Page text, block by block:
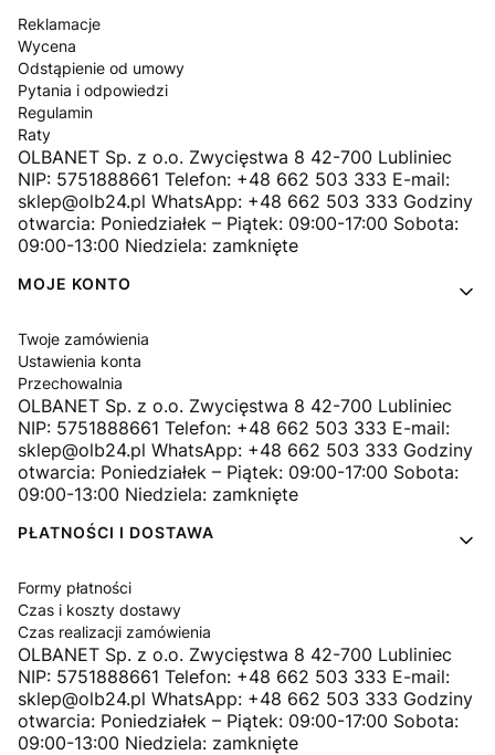
Reklamacje
Wycena
Odstąpienie od umowy
Pytania i odpowiedzi
Regulamin
Raty
OLBANET Sp. z o.o. Zwycięstwa 8 42-700 Lubliniec
NIP: 5751888661 Telefon: +48 662 503 333 E-mail:
sklep@olb24.pl WhatsApp: +48 662 503 333 Godziny
otwarcia: Poniedziałek – Piątek: 09:00-17:00 Sobota:
09:00-13:00 Niedziela: zamknięte
MOJE KONTO
Twoje zamówienia
Ustawienia konta
Przechowalnia
OLBANET Sp. z o.o. Zwycięstwa 8 42-700 Lubliniec
NIP: 5751888661 Telefon: +48 662 503 333 E-mail:
sklep@olb24.pl WhatsApp: +48 662 503 333 Godziny
otwarcia: Poniedziałek – Piątek: 09:00-17:00 Sobota:
09:00-13:00 Niedziela: zamknięte
PŁATNOŚCI I DOSTAWA
Formy płatności
Czas i koszty dostawy
Czas realizacji zamówienia
OLBANET Sp. z o.o. Zwycięstwa 8 42-700 Lubliniec
NIP: 5751888661 Telefon: +48 662 503 333 E-mail:
sklep@olb24.pl WhatsApp: +48 662 503 333 Godziny
otwarcia: Poniedziałek – Piątek: 09:00-17:00 Sobota:
09:00-13:00 Niedziela: zamknięte